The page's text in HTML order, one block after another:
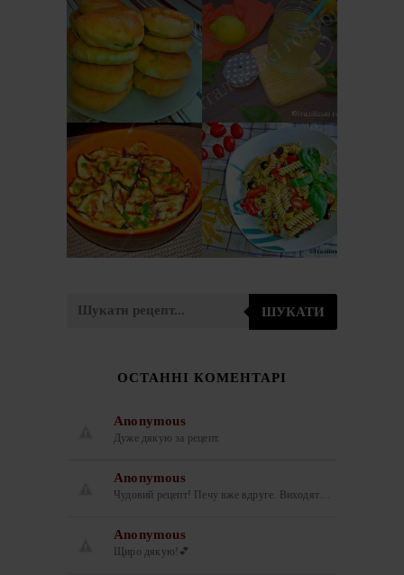
ОСЕТИНСЬКІ
ПИРІЖКИ ЗІ
ШПИНАТОМ І
СИРОМ
ЛИМОНАД З
БАЗИЛІКОМ
(LIMONATA AL
BASILICO)
ЗАКУСКА З
БАКЛАЖАНІВ
ПО-ІТАЛІЙСЬКИ
(ANTIPASTO DI
MELANZANE)
ІТАЛІЙСЬКИЙ
САЛАТ З
МАКАРОНІВ
(PASTA FREDDA)
ШУКАТИ
ОСТАННІ КОМЕНТАРІ
Anonymous
Дуже дякую за рецепт.
Anonymous
Чудовий рецепт! Печу вже вдруге. Виходят…
Anonymous
Щиро дякую!💕